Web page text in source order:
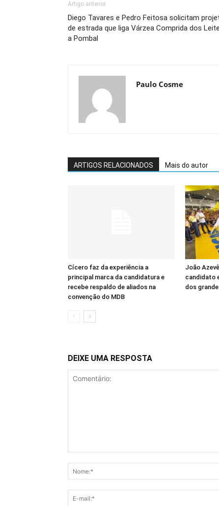
Artigo anterior
Diego Tavares e Pedro Feitosa solicitam
de estrada que liga Várzea Comprida dos
a Pombal
Paulo Cosme
ARTIGOS RELACIONADOS Mais do autor
Cícero faz da experiência a
principal marca da candidatura e
recebe respaldo de aliados na
convenção do MDB
João
candidato
dos
DEIXE UMA RESPOSTA